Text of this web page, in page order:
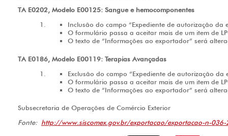
TA E0202, Modelo E00125: Sangue e hemocomponentes
Inclusão do campo “Expediente de autorização da
O formulário passa a aceitar mais de um item de
O texto de “Informações ao exportador” será
TA E0186, Modelo E00119: Terapias Avançadas
Exclusão do campo “Expediente de autorização da
O formulário passa a aceitar mais de um item de
O texto de “Informações ao exportador” será
Subsecretaria de Operações de Comércio Exterior
Fonte: http://www.siscomex.gov.br/exportacao/exportacao-n-